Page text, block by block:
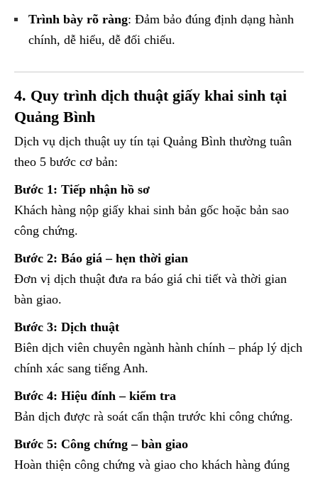
Trình bày rõ ràng: Đảm bảo đúng định dạng hành
chính, dễ hiểu, dễ đối chiếu.
4. Quy trình dịch thuật giấy khai sinh tại
Quảng Bình
Dịch vụ dịch thuật uy tín tại Quảng Bình thường tuân
theo 5 bước cơ bản:
Bước 1: Tiếp nhận hồ sơ
Khách hàng nộp giấy khai sinh bản gốc hoặc bản sao
công chứng.
Bước 2: Báo giá – hẹn thời gian
Đơn vị dịch thuật đưa ra báo giá chi tiết và thời gian
bàn giao.
Bước 3: Dịch thuật
Biên dịch viên chuyên ngành hành chính – pháp lý dịch
chính xác sang tiếng Anh.
Bước 4: Hiệu đính – kiểm tra
Bản dịch được rà soát cẩn thận trước khi công chứng.
Bước 5: Công chứng – bàn giao
Hoàn thiện công chứng và giao cho khách hàng đúng